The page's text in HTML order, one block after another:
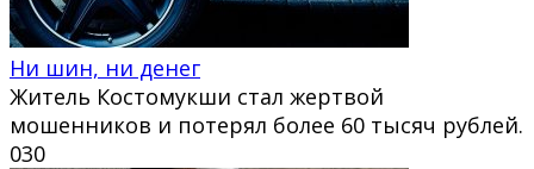
Ни шин, ни денег
Житель Костомукши стал жертвой
мошенников и потерял более 60 тысяч рублей.
030